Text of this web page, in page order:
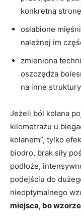
konkretną
osłabione
należnej im
zmieniona
oszczędza
na inne
Jeżeli ból kolana
kilometrażu u
kolanem”, tylko
biodro, brak siły
podłoże,
podejściu do
nieoptymalnego
miejsca, bo